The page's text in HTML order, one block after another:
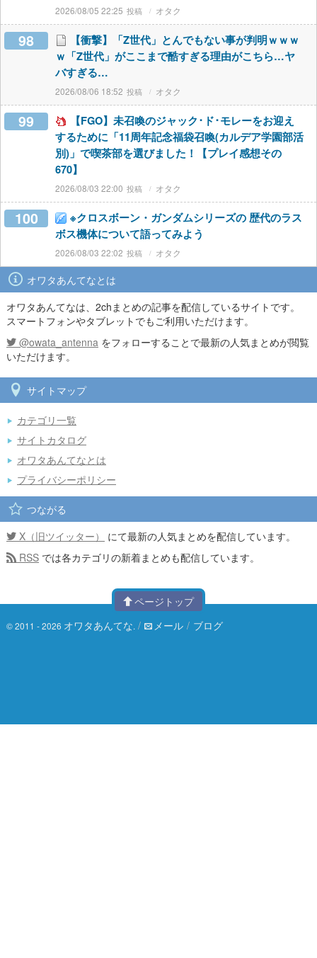
2026/08/05 22:25 オタク
98
【衝撃】「Z世代」とんでもない事が判明ｗｗｗ
ｗ「Z世代」がここまで酷すぎる理由がこちら…ヤ
バすぎる…
2026/08/06 18:52 オタク
99
【FGO】未召喚のジャック･ド･モレーをお迎え
するために「11周年記念福袋召喚(カルデア学園部活
別)」で喫茶部を選びました！【プレイ感想その
670】
2026/08/03 22:00 オタク
100
※クロスボーン・ガンダムシリーズの 歴代のラス
ボス機体について語ってみよう
2026/08/03 22:02 オタク
オワタあんてなとは
オワタあんてなは、2chまとめの記事を配信しているサイトです。
スマートフォンやタブレットでもご利用いただけます。
@owata_antenna をフォローすることで最新の人気まとめが閲覧
いただけます。
サイトマップ
カテゴリ一覧
サイトカタログ
オワタあんてなとは
プライバシーポリシー
つながる
X（旧ツイッター）
にて最新の人気まとめを配信しています。
RSS では各カテゴリの新着まとめも配信しています。
ページトップ
© 2011 - 2026 オワタあんてな. / メール / ブログ